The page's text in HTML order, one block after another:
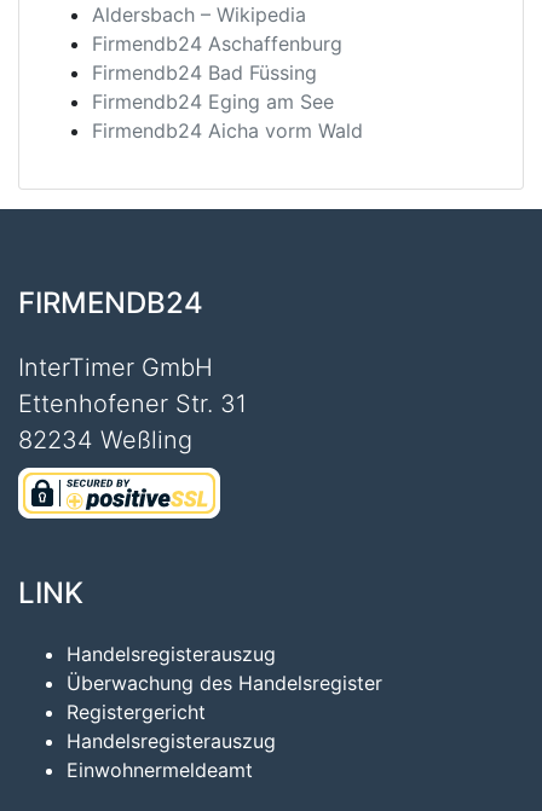
Aldersbach – Wikipedia
Firmendb24 Aschaffenburg
Firmendb24 Bad Füssing
Firmendb24 Eging am See
Firmendb24 Aicha vorm Wald
FIRMENDB24
InterTimer GmbH
Ettenhofener Str. 31
82234 Weßling
LINK
Handelsregisterauszug
Überwachung des Handelsregister
Registergericht
Handelsregisterauszug
Einwohnermeldeamt